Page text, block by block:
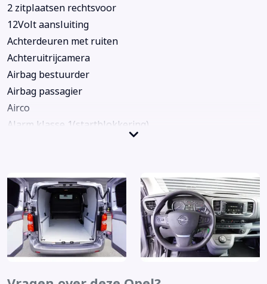
2 zitplaatsen rechtsvoor
12Volt aansluiting
Achterdeuren met ruiten
Achteruitrijcamera
Airbag bestuurder
Airbag passagier
Airco
Alarm klasse 1(startblokkering)
Anti doorSlip Regeling
APP-Connect
Apple CarPlay
Apple Carplay/Android Auto
Armsteun
Armsteun voor